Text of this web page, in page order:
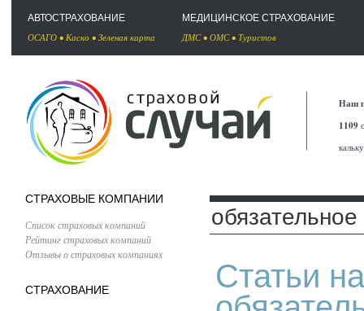
АВТОСТРАХОВАНИЕ
ОСАГО • Каско • Зеленая карта
МЕДИЦИНСКОЕ СТРАХОВАНИЕ
ДМС• ОМС• Туристов
Наш
1109
СТРАХОВЫЕ КОМПАНИИ
Список страховых компаний
Рейтинг страховых компаний
Отзывы о страховых компаниях
СТРАХОВАНИЕ
Статьи